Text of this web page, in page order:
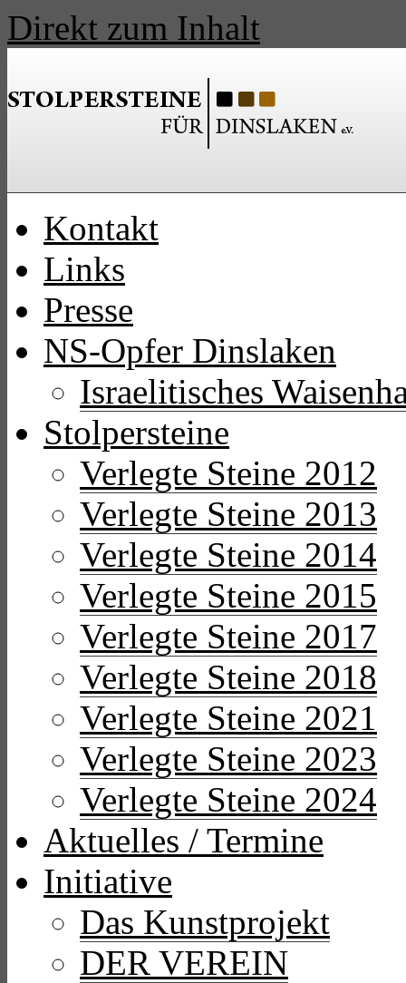
Direkt zum Inhalt
Kontakt
Links
Presse
NS-Opfer Dinslaken
Israelitisches
Stolpersteine
Verlegte Steine 2012
Verlegte Steine 2013
Verlegte Steine 2014
Verlegte Steine 2015
Verlegte Steine 2017
Verlegte Steine 2018
Verlegte Steine 2021
Verlegte Steine 2023
Verlegte Steine 2024
Aktuelles / Termine
Initiative
Das Kunstprojekt
DER VEREIN